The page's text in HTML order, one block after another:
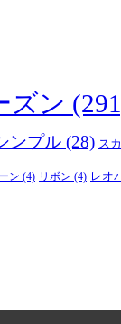
ズン
ンプル (28) ス
ン (4) リボン (4) レオ